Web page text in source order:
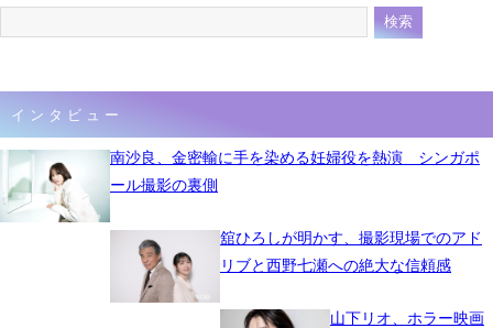
インタビュー
南沙良、金密輸に手を染める妊婦役を熱演 シンガポ
ール撮影の裏側
舘ひろしが明かす、撮影現場でのアド
リブと西野七瀬への絶大な信頼感
山下リオ、ホラー映画